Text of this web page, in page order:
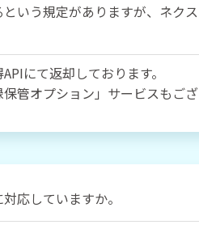
いう規定がありますが、ネク
にて返却しております。
管オプション」サービスもござ
応していますか。